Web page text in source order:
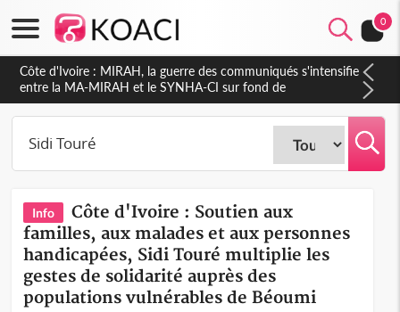
0
Côte d'Ivoire : Indépendance 2026, Thiam plaide pour un
environnement démocratique plus apaisé
Info
Côte d'Ivoire : Soutien aux
familles, aux malades et aux personnes
handicapées, Sidi Touré multiplie les
gestes de solidarité auprès des
populations vulnérables de Béoumi